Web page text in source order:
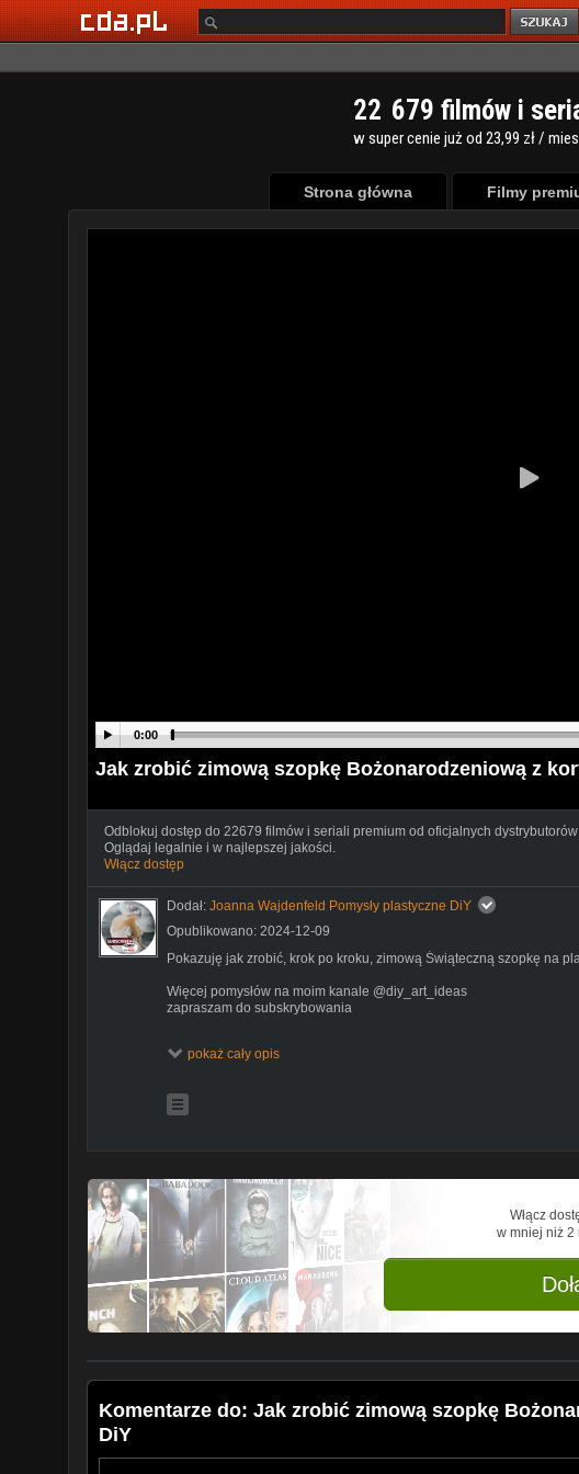
22 679 filmów i
w super cenie już od 23,99 zł /
Strona główna Filmy
0:00
Jak zrobić zimową szopkę Bożonarodzeniową z
Odblokuj dostęp do 22679 filmów i seriali premium od oficjalnych
Oglądaj legalnie i w najlepszej jakości.
Włącz dostęp
Dodał: Joanna Wajdenfeld Pomysły plastyczne DiY
Opublikowano: 2024-12-09
Pokazuję jak zrobić, krok po kroku, zimową Świąteczną szopkę na
Więcej pomysłów na moim kanale @diy_art_ideas
zapraszam do subskrybowania
moją stronę:https://sites.google.com/site/malarstwojw
stronę na Facebook:
Twitter:
pokaż cały opis
Włącz
w mniej niż 2
Komentarze do: Jak zrobić zimową szopkę
DiY